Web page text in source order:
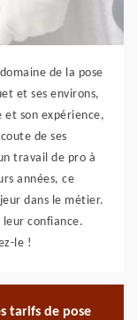
de la pose
et ses environs,
et son expérience,
de ses
travail de pro à
années, ce
dans le métier.
confiance.
le !
tarifs de pose